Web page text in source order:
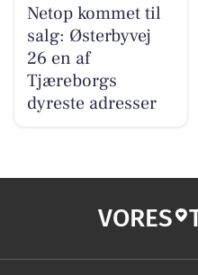
Netop kommet til
salg: Østerbyvej
26 en af
Tjæreborgs
dyreste adresser
VORES